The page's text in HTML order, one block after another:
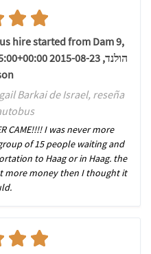
hire started from Dam 9,
Barkai de Israel, reseña
CAME!!!! I was never more
of 15 people waiting and
to Haag or in Haag. the
more money then I thought it